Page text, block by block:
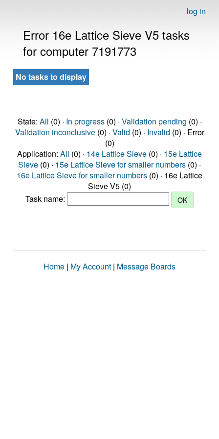
log in
Error 16e Lattice Sieve V5 tasks
for computer 7191773
No tasks to display
State: All (0) · In progress(0) · Validation pending (0) ·
Validation inconclusive(0) · Valid (0) · Invalid (0) · Error
(0)
Application: All (0) · 14e Lattice Sieve (0) · 15e Lattice
Sieve (0) · 15e Lattice Sieve for smaller numbers (0) ·
16e Lattice Sieve for smaller numbers (0) · 16e Lattice
Sieve V5 (0)
Task name:
Home | My Account | Message Boards